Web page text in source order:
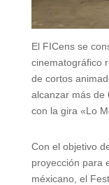
El FICens se
cinematográfico
de cortos
alcanzar más de
con la gira «Lo
Con el objetivo
proyección para
méxicano, el